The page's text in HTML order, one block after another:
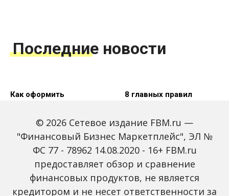
Последние новости
Как оформить
увольнении: 3 способа
8 главных правил
8 правил составления
заявления по форме
4 способа подачи
заявления по форме
© 2026 Сетевое издание FBM.ru —
"Финансовый Бизнес Маркетплейс", ЭЛ №
ФС 77 - 78962 14.08.2020 - 16+ FBM.ru
предоставляет обзор и сравнение
финансовых продуктов, не является
кредитором и не несет ответственности за